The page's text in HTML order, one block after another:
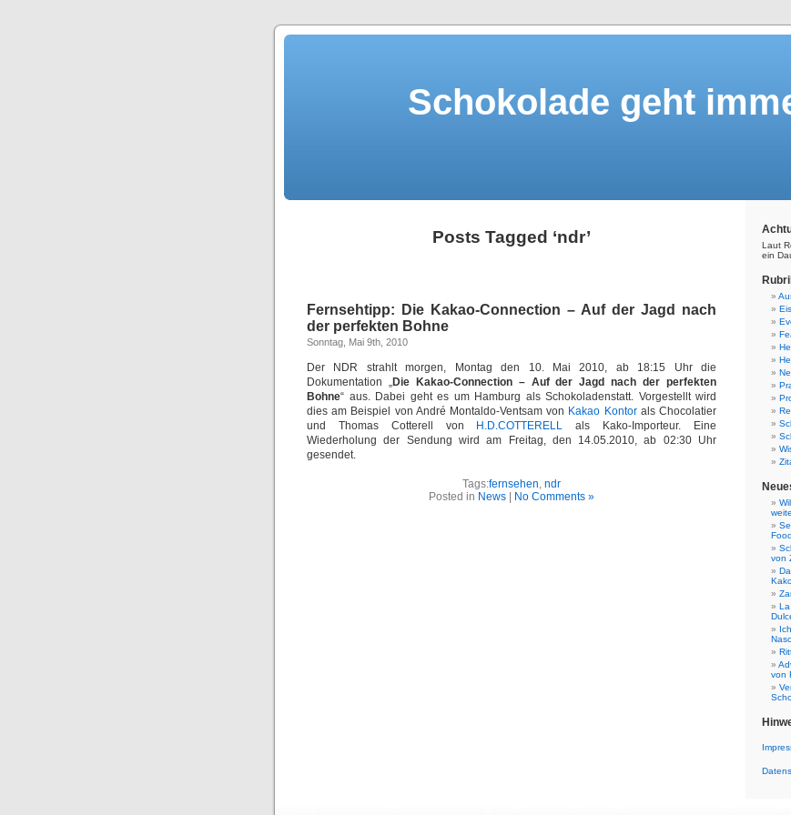
Schokolade geht
Posts Tagged ‘ndr’
Fernsehtipp: Die Kakao-Connection – Auf der Jagd nach
der perfekten Bohne
Sonntag, Mai 9th, 2010
Der NDR strahlt morgen, Montag den 10. Mai 2010, ab 18:15 Uhr die
Dokumentation „Die Kakao-Connection – Auf der Jagd nach der perfekten
Bohne“ aus. Dabei geht es um Hamburg als Schokoladenstatt. Vorgestellt wird
dies am Beispiel von André Montaldo-Ventsam von Kakao Kontorals Chocolatier
und Thomas Cotterell von
H.D.COTTERELL als Kako-Importeur. Eine
Wiederholung der Sendung wird am Freitag, den 14.05.2010, ab 02:30 Uhr
gesendet.
Tags:fernsehen, ndr
Posted in News No Comments »
Laut
ein
Eis
von
von